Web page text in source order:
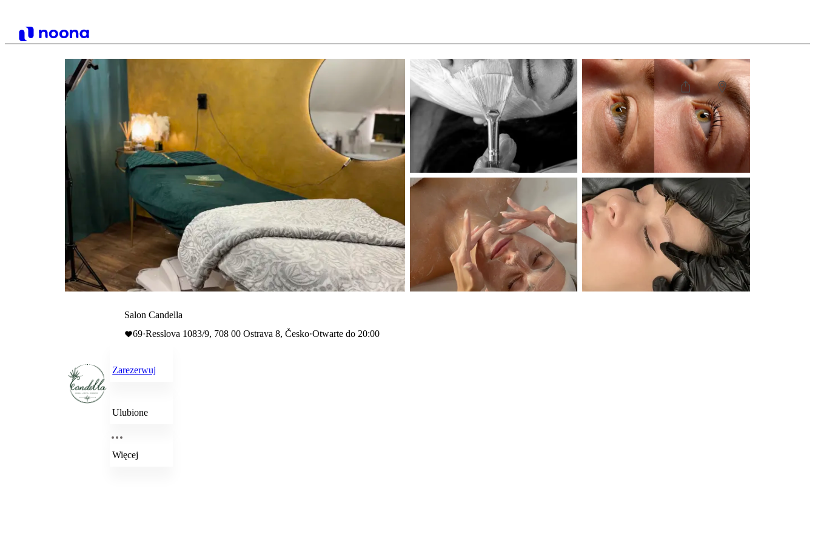
Salon Candella
69·Resslova 1083/9, 708 00 Ostrava 8, Česko·Otwarte do 20:00
Zarezerwuj
Ulubione
Więcej